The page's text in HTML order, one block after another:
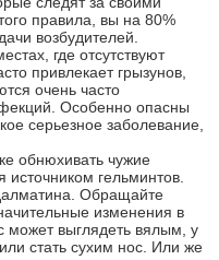
правила, вы на 80%
возбудителей.
где отсутствуют
привлекает грызунов,
очень часто
Особенно опасны
серьезное заболевание,
обнюхивать чужие
источником гельминтов.
Обращайте
изменения в
может выглядеть вялым, у
стать сухим нос. Или же